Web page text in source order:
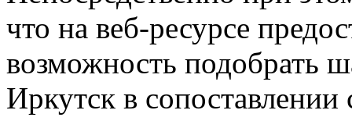
что на веб-ресурсе
возможность подобрать
Иркутск в